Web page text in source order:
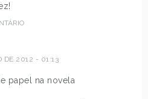
DE 2012 - 01:13
papel na novela